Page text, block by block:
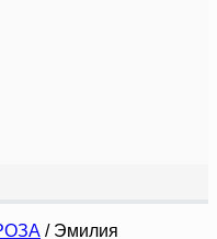
/ Эмилия